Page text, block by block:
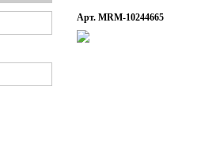
Арт. MRM-10244665